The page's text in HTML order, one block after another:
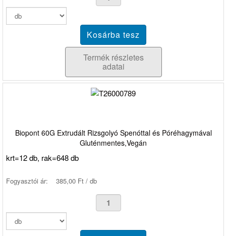
Termék részletes
adatai
Biopont 60G Extrudált Rizsgolyó Spenóttal és Póréhagymával
Gluténmentes,Vegán
krt=12 db, rak=648 db
Fogyasztói ár: 385,00 Ft / db